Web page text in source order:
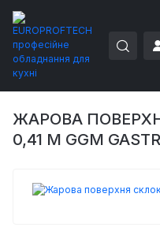
EUROPROFTECH
ЖАРОВА
0,41 M GGM